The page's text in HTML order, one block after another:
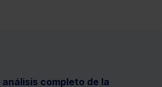
análisis completo de la